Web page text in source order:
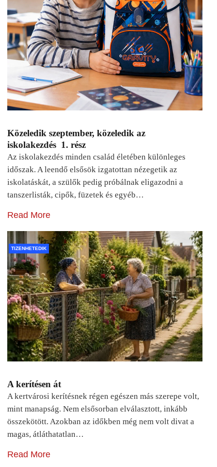
Közeledik szeptember, közeledik az
iskolakezdés 1. rész
Az iskolakezdés minden család életében különleges
időszak. A leendő elsősök izgatottan nézegetik az
iskolatáskát, a szülők pedig próbálnak eligazodni a
tanszerlisták, cipők, füzetek és egyéb…
Read More
TIZENHETEDIK
A kerítésen át
A kertvárosi kerítésnek régen egészen más szerepe volt,
mint manapság. Nem elsősorban elválasztott, inkább
összekötött. Azokban az időkben még nem volt divat a
magas, átláthatatlan…
Read More